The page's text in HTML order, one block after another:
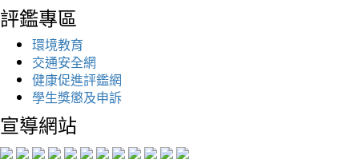
評鑑專區
環境教育
交通安全網
健康促進評鑑網
學生獎懲及申訴
宣導網站